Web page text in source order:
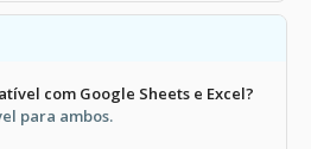
com Google Sheets e Excel?
para ambos.